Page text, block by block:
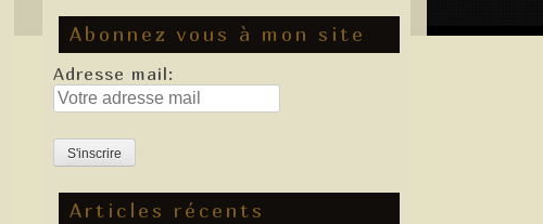
Abonnez vous à mon site
Adresse mail:
Articles récents